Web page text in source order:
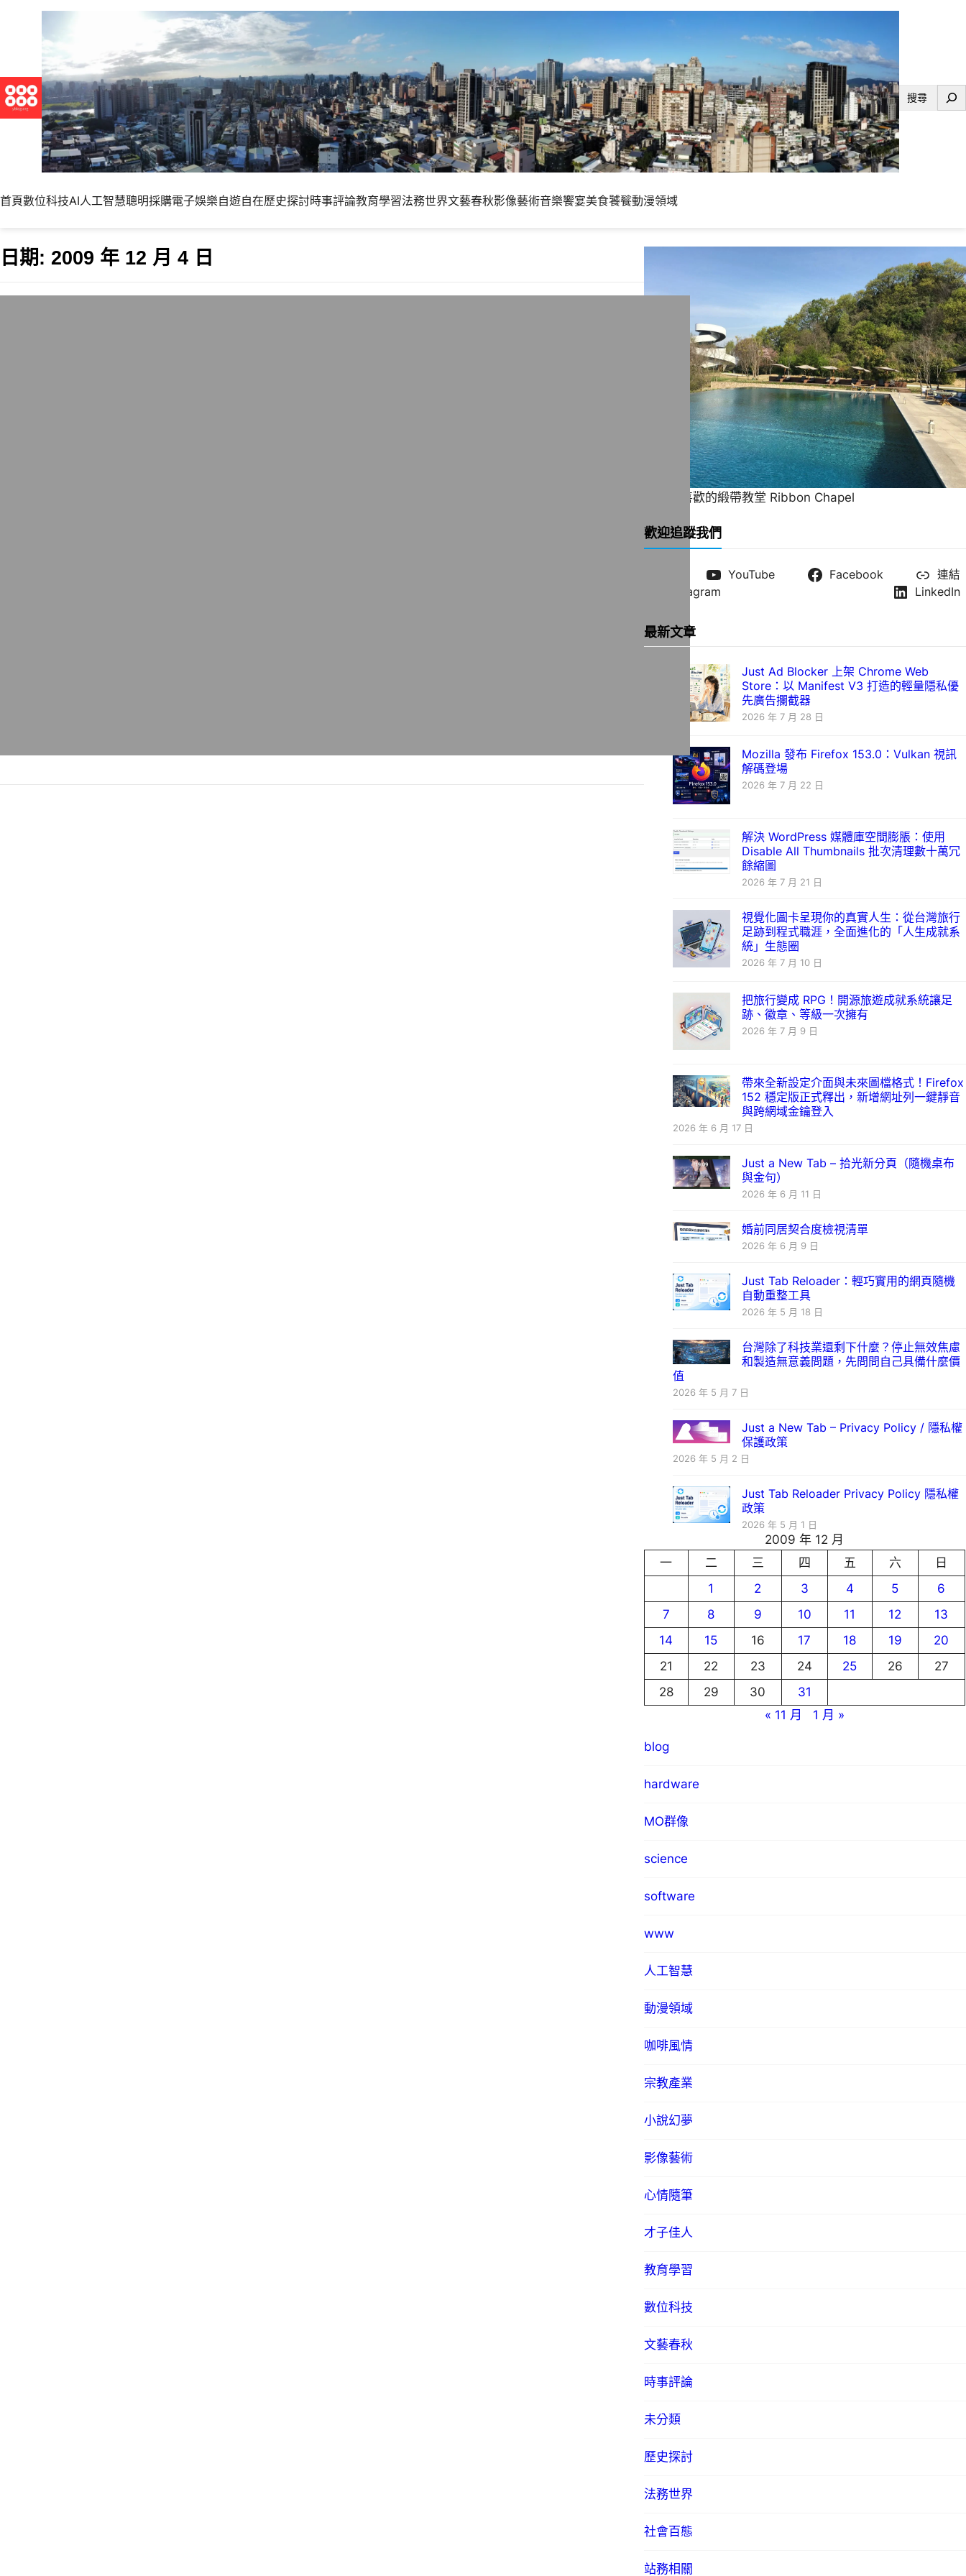
搜
首頁數位科技AI人工智慧聰明採購電子娛樂自遊自在歷史探討時事評論教育學習法務世界文藝春秋影像藝術音樂饗宴美食饕餮動漫領域
日期: 2009 年 12 月 4 日
一直很喜歡的緞帶教堂 Ribbon Chapel
歡迎追蹤我們
YouTube Facebook
連結
Instagram
LinkedIn
最新文章
Just Ad Blocker 上架 Chrome Web
Store：以 Manifest V3 打造的輕量隱私優
先廣告攔截器
2026 年 7 月 28 日
Mozilla 發布 Firefox 153.0：Vulkan 視訊
解碼登場
2026 年 7 月 22 日
解決 WordPress 媒體庫空間膨脹：使用
Disable All Thumbnails 批次清理數十萬冗
餘縮圖
2026 年 7 月 21 日
視覺化圖卡呈現你的真實人生：從台灣旅行
足跡到程式職涯，全面進化的「人生成就系
統」生態圈
2026 年 7 月 10 日
把旅行變成 RPG！開源旅遊成就系統讓足
跡、徽章、等級一次擁有
2026 年 7 月 9 日
帶來全新設定介面與未來圖檔格式！Firefox
152 穩定版正式釋出，新增網址列一鍵靜音
與跨網域金鑰登入
2026 年 6 月 17 日
Just a New Tab – 拾光新分頁（隨機桌布
與金句）
2026 年 6 月 11 日
婚前同居契合度檢視清單
2026 年 6 月 9 日
Just Tab Reloader：輕巧實用的網頁隨機
自動重整工具
2026 年 5 月 18 日
台灣除了科技業還剩下什麼？停止無效焦慮
和製造無意義問題，先問問自己具備什麼價
值
2026 年 5 月 7 日
Just a New Tab – Privacy Policy / 隱私權
保護政策
2026 年 5 月 2 日
Just Tab Reloader Privacy Policy 隱私權
政策
2026 年 5 月 1 日
2009 年 12 月
一
二 三 四 五 六
日
1
2 3 4 5
6
7
8 9 10 11 12
13
14
15 16 17 18 19
20
21
22 23 24 25 26
27
28
29 30
31
« 11 月
1 月 »
blog
hardware
MO群像
science
software
www
人工智慧
動漫領域
咖啡風情
宗教產業
小說幻夢
影像藝術
心情隨筆
才子佳人
教育學習
數位科技
文藝春秋
時事評論
未分類
歷史探討
法務世界
社會百態
站務相關